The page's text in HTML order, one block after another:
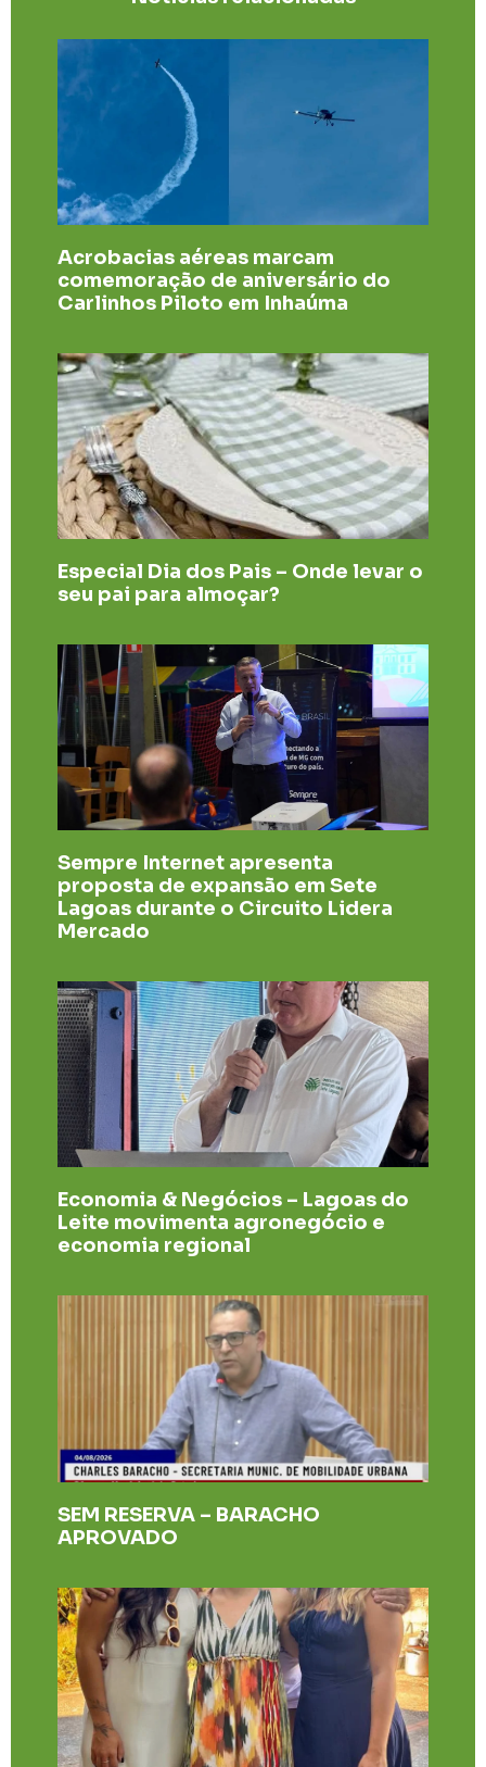
Acrobacias aéreas marcam
comemoração de aniversário do
Carlinhos Piloto em Inhaúma
Especial Dia dos Pais – Onde levar o
seu pai para almoçar?
Sempre Internet apresenta
proposta de expansão em Sete
Lagoas durante o Circuito Lidera
Mercado
Economia & Negócios – Lagoas do
Leite movimenta agronegócio e
economia regional
SEM RESERVA – BARACHO
APROVADO